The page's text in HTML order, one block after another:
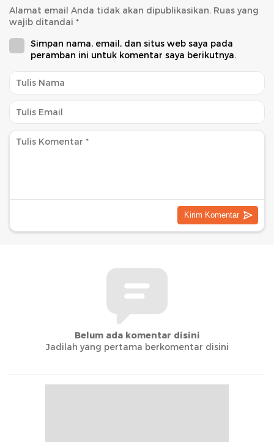
Alamat email Anda tidak akan dipublikasikan. Ruas yang
wajib ditandai *
Simpan nama, email, dan situs web saya pada
peramban ini untuk komentar saya berikutnya.
Belum ada komentar disini
Jadilah yang pertama berkomentar disini